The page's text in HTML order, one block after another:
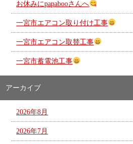
お休みにpapabooさんへ
一宮市エアコン取り付け工事
一宮市エアコン取替工事
一宮市蓄電池工事
アーカイブ
2026年8月
2026年7月